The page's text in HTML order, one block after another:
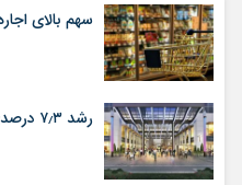
سهم بالای
رشد ۷٫۳ درصدی قیمت‌ املاک تجاری در ترکیه